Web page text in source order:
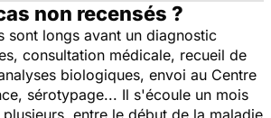
non recensés ?
sont longs avant un diagnostic
consultation médicale, recueil de
biologiques, envoi au Centre
sérotypage... Il s'écoule un mois
entre le début de la maladie